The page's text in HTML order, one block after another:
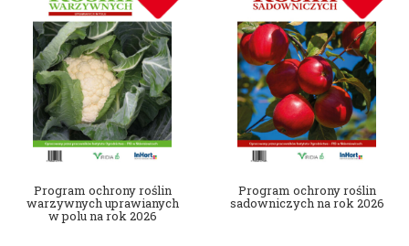
Program ochrony roślin
warzywnych uprawianych
w polu na rok 2026
Program ochrony roślin
sadowniczych na rok 2026